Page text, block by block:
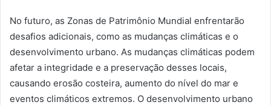
No futuro, as Zonas de Patrimônio Mundial enfrentarão
desafios adicionais, como as mudanças climáticas e o
desenvolvimento urbano. As mudanças climáticas podem
afetar a integridade e a preservação desses locais,
causando erosão costeira, aumento do nível do mar e
eventos climáticos extremos. O desenvolvimento urbano